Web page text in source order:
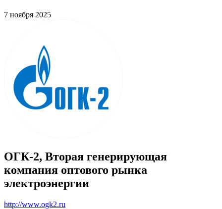
7 ноября 2025
ОГК-2, Вторая генерирующая
компания оптового рынка
электроэнергии
http://www.ogk2.ru